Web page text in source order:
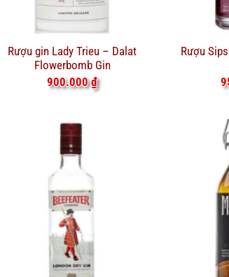
Rượu gin Lady Trieu – Dalat
Flowerbomb Gin
900.000₫
Rượu